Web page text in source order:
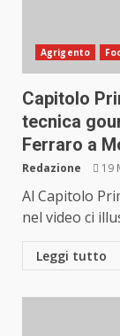
Agrigento
Capitolo
tecnica
Ferraro a
Redazione 19
Al Capitolo
nel video ci
Leggi tutto